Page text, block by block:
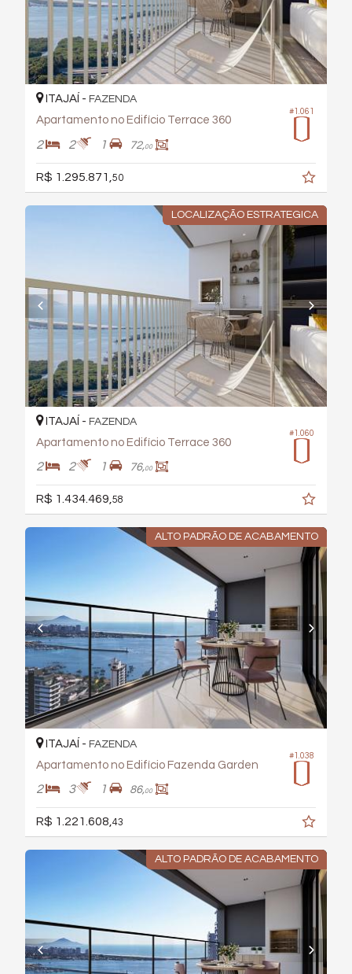
#1.061
ITAJAÍ - FAZENDA
Apartamento no Edifício Terrace 360
2 2 1 72,00
R$ 1.295.871, 50
LOCALIZAÇÃO ESTRATEGICA
#1.060
ITAJAÍ - FAZENDA
Apartamento no Edifício Terrace 360
2 2 1 76,00
R$ 1.434.469, 58
ALTO PADRÃO DE ACABAMENTO
#1.038
ITAJAÍ - FAZENDA
Apartamento no Edifício Fazenda Garden
2 3 1 86,00
R$ 1.221.608, 43
ALTO PADRÃO DE ACABAMENTO